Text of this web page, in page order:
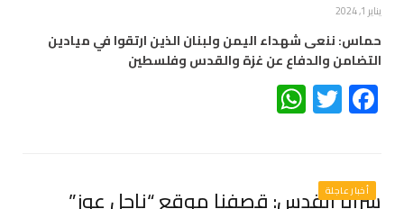
يناير 1, 2024
حماس: ننعى شهداء اليمن ولبنان الذين ارتقوا في ميادين
التضامن والدفاع عن غزة والقدس وفلسطين
Facebook
Twitter
أخبار عاجلة
سرايا القدس: قصفنا موقع “ناحل عوز”